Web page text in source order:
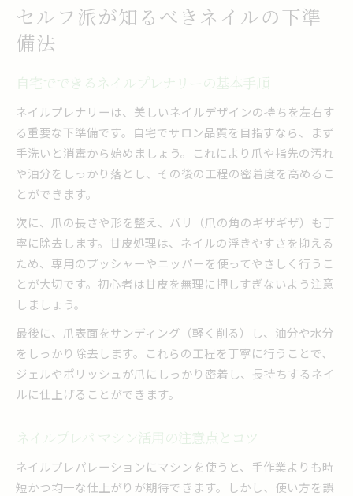
セルフ派が知るべきネイルの下準
備法
自宅でできるネイルプレナリーの基本手順
ネイルプレナリーは、美しいネイルデザインの持ちを左右す
る重要な下準備です。自宅でサロン品質を目指すなら、まず
手洗いと消毒から始めましょう。これにより爪や指先の汚れ
や油分をしっかり落とし、その後の工程の密着度を高めるこ
とができます。
次に、爪の長さや形を整え、バリ（爪の角のギザギザ）も丁
寧に除去します。甘皮処理は、ネイルの浮きやすさを抑える
ため、専用のプッシャーやニッパーを使ってやさしく行うこ
とが大切です。初心者は甘皮を無理に押しすぎないよう注意
しましょう。
最後に、爪表面をサンディング（軽く削る）し、油分や水分
をしっかり除去します。これらの工程を丁寧に行うことで、
ジェルやポリッシュが爪にしっかり密着し、長持ちするネイ
ルに仕上げることができます。
ネイルプレパ マシン活用の注意点とコツ
ネイルプレパレーションにマシンを使うと、手作業よりも時
短かつ均一な仕上がりが期待できます。しかし、使い方を誤